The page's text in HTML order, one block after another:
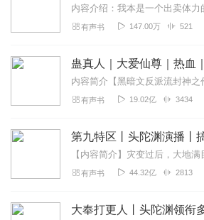
喵嘞丶咪
2020-05-28
暗夜蓝鸟
真实，主角们不去抢怪自己养鸡，养
验，但是升级过程中如果仅仅取巧升
以主角们要在升级之前自虐一番，
人。。。谁看过这本书？叫啥名字？
2022-05-19
有声书 147.00万 521
有声书 19.02亿 3434
有声书 44.32亿 2813